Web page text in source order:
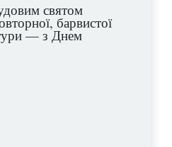
святом
барвистої
— з Днем